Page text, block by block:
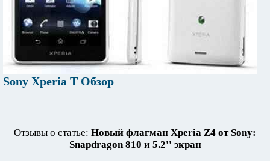
Sony Xperia T Обзор
Отзывы о статье: Новый флагман Xperia Z4 от Sony:
Snapdragon 810 и 5.2'' экран